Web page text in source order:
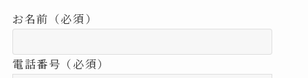
お名前（必須）
電話番号（必須）